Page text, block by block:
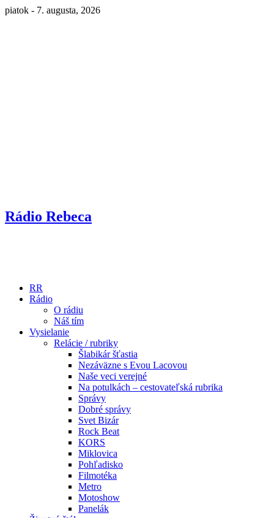
piatok - 7. augusta, 2026
Rádio Rebeca
RR
Rádio
O rádiu
Náš tím
Vysielanie
Relácie / rubriky
Šlabikár šťastia
Nezáväzne s Evou Lacovou
Naše veci verejné
Na potulkách – cestovateľská rubrika
Správy
Dobré správy
Svet Bizár
Rock Beat
KORS
Miklovica
Pohľadisko
Filmotéka
Metro
Motoshow
Panelák